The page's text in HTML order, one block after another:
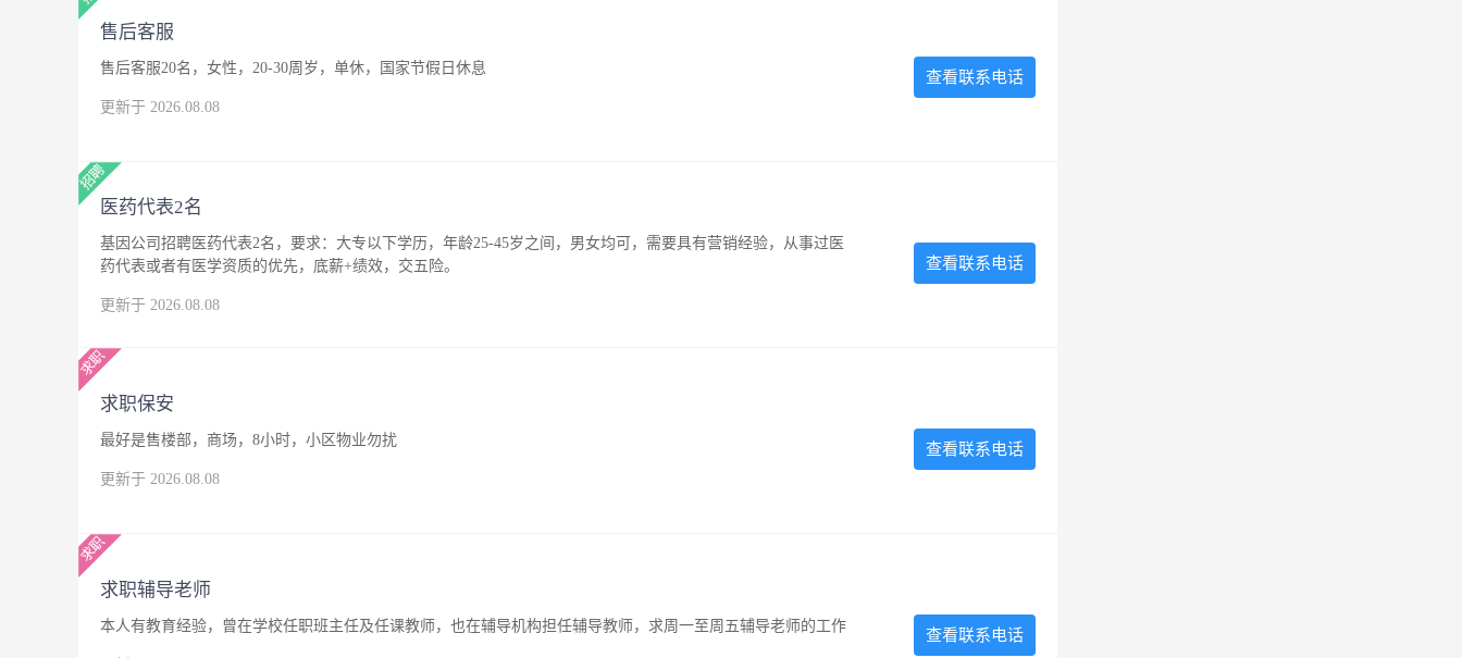
售后客服
售后客服20名，女性，20-30周岁，单休，国家节假日休息
更新于 2026.08.08
查看联系电话
医药代表2名
基因公司招聘医药代表2名，要求：大专以下学历，年龄25-45岁之间，男女均可，需要具有营销经验，从事过医
药代表或者有医学资质的优先，底薪+绩效，交五险。
更新于 2026.08.08
查看联系电话
求职保安
最好是售楼部，商场，8小时，小区物业勿扰
更新于 2026.08.08
查看联系电话
求职辅导老师
本人有教育经验，曾在学校任职班主任及任课教师，也在辅导机构担任辅导教师，求周一至周五辅导老师的工作 查看联系电话